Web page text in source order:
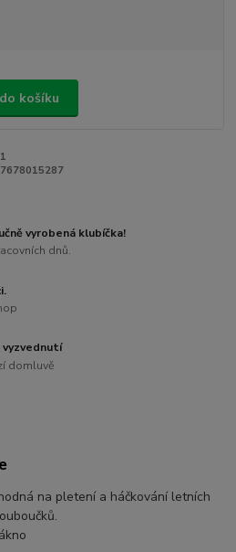
košíku
vyrobená klubíčka!
dnů.
domluvě
na pletení a háčkování letních